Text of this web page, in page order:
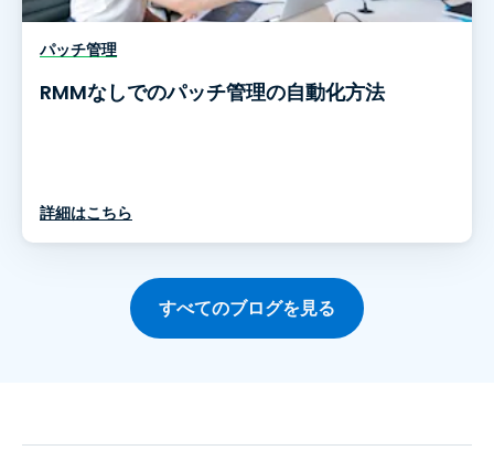
パッチ管理
RMMなしでのパッチ管理の自動化方法
詳細はこちら
すべてのブログを見る